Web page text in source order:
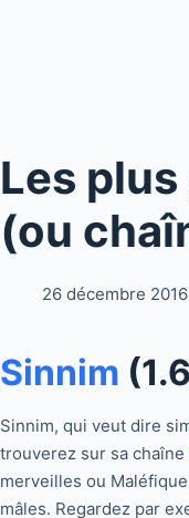
Les
(ou
26 décembre 2016
Sinnim
Sinnim, qui veut dire
trouverez sur sa
merveilles ou
mâles. Regardez par